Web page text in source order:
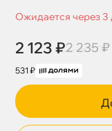
Ожидается через 3
2 123 ₽2 235 ₽
531 ₽